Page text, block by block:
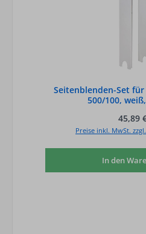
Seitenblenden-Set für
500/100,
45,89
Preise inkl. MwSt.
In den